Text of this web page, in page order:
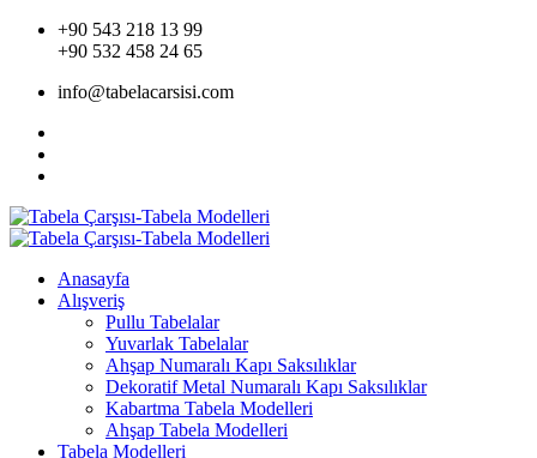
+90 543 218 13 99
+90 532 458 24 65
info@tabelacarsisi.com
Anasayfa
Alışveriş
Pullu Tabelalar
Yuvarlak Tabelalar
Ahşap Numaralı Kapı Saksılıklar
Dekoratif Metal Numaralı Kapı Saksılıklar
Kabartma Tabela Modelleri
Ahşap Tabela Modelleri
Tabela Modelleri